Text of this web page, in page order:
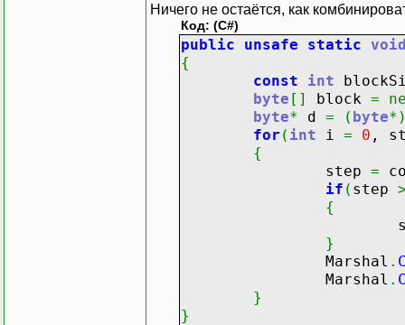
Ничего не остаётся, как
Код: (C#)
public unsafe static
{
const
int
byte [ ] block =
byte* d = ( byte*
for ( int i = 0 ,
{
step =
if ( step
{
}
Marshal .
Marshal .
}
}